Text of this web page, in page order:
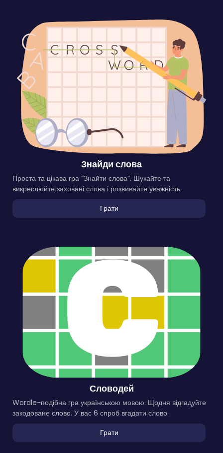
Знайди слова
Проста та цікава гра “Знайти слова”. Шукайте та
викреслюйте заховані слова і розвивайте уважність.
Грати
Словодей
Wordle-подібна гра українською мовою. Щодня відгадуйте
закодоване слово. У вас 6 спроб вгадати слово.
Грати